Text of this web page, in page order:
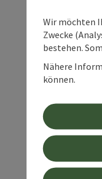
Wir möchten
Zwecke
bestehen.
Nähere
können.